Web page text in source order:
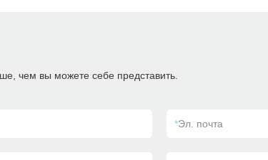
чем вы можете себе представить.
*Эл. почта